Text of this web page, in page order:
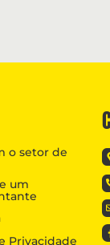
o setor de
um
Privacidade